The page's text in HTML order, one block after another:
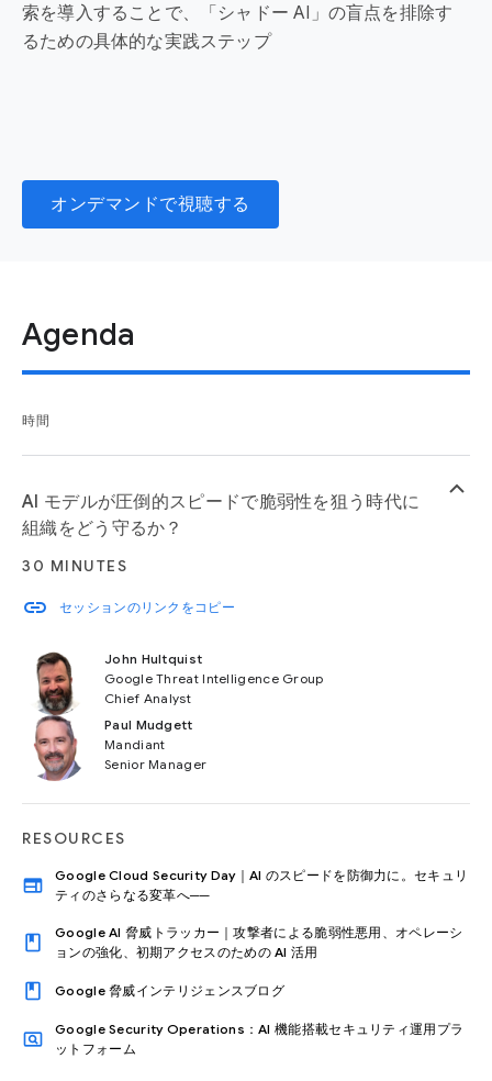
索を導入することで、「シャドー AI」の盲点を排除す
るための具体的な実践ステップ
オンデマンドで視聴する
Agenda
時間
AI モデルが圧倒的スピードで脆弱性を狙う時代に
組織をどう守るか？
30 MINUTES
link セッションのリンクをコピー
John Hultquist
Google Threat Intelligence Group
Chief Analyst
Paul Mudgett
Mandiant
Senior Manager
RESOURCES
web
Google Cloud Security Day｜AI のスピードを防御力に。セキュリ
ティのさらなる変革へ──
book
Google AI 脅威トラッカー｜攻撃者による脆弱性悪用、オペレーシ
ョンの強化、初期アクセスのための AI 活用
book Google 脅威インテリジェンスブログ
pageview
Google Security Operations：AI 機能搭載セキュリティ運用プラ
ットフォーム
keyboard_arrow_up